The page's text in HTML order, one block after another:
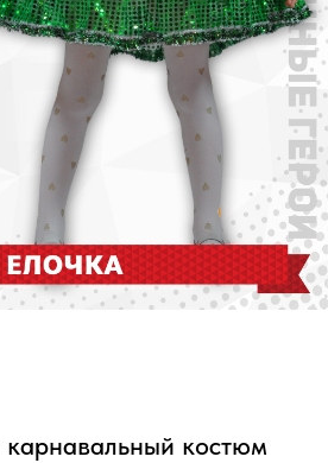
карнавальный костюм